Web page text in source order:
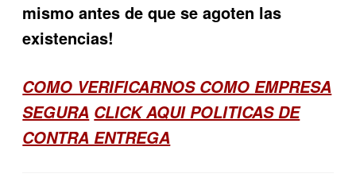
mismo antes de que se agoten las
existencias!
COMO VERIFICARNOS COMO EMPRESA
SEGURA CLICK AQUI POLITICAS DE
CONTRA ENTREGA